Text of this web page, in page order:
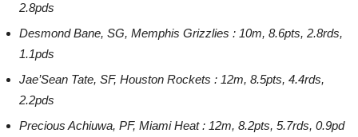
2.8pds
Desmond Bane, SG, Memphis Grizzlies : 10m, 8.6pts, 2.8rds,
1.1pds
Jae’Sean Tate, SF, Houston Rockets : 12m, 8.5pts, 4.4rds,
2.2pds
Precious Achiuwa, PF, Miami Heat : 12m, 8.2pts, 5.7rds, 0.9pd